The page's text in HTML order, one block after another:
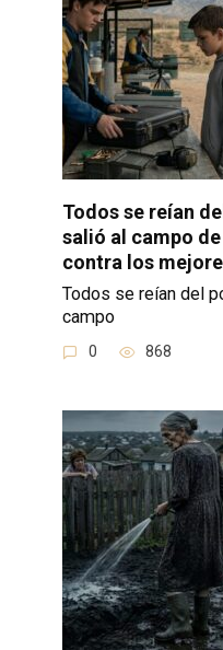
Todos se reían
salió al campo
contra los
Todos se reían del
campo
0 868